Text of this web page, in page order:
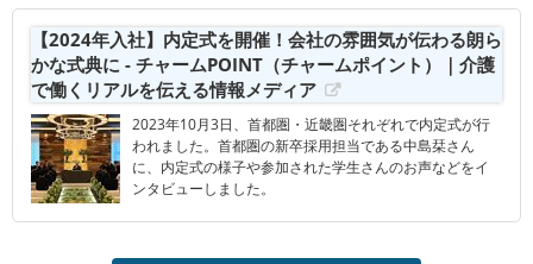
【2024年入社】内定式を開催！会社の雰囲気が伝わる朗ら
かな式典に - チャームPOINT（チャームポイント）｜介護
で働くリアルを伝える情報メディア
2023年10月3日、首都圏・近畿圏それぞれで内定式が行
われました。首都圏の新卒採用担当である中島栞さん
に、内定式の様子や参加された学生さんのお声などをイ
ンタビューしました。